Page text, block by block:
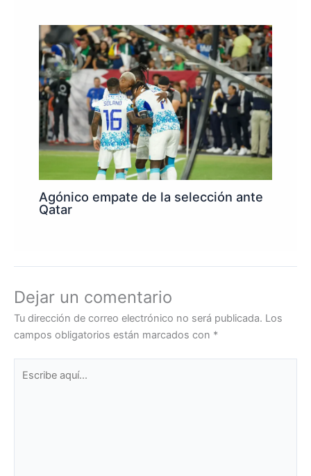
Agónico empate de la selección ante
Qatar
Dejar un comentario
Tu dirección de correo electrónico no será publicada. Los
campos obligatorios están marcados con *
aquí...